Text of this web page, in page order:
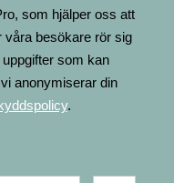
FINLAND
som hjälper oss att
våra besökare rör sig
som kan
anonymiserar din
.